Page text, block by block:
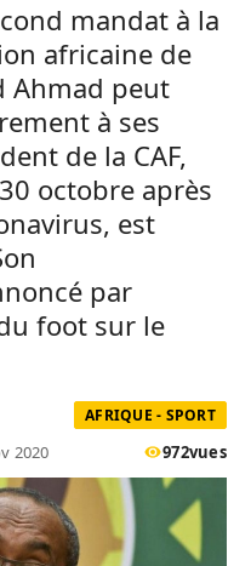
mandat à la
africaine de
Ahmad peut
à ses
de la CAF,
octobre après
est
par
foot sur le
AFRIQUE - SPORT
2020 972vues